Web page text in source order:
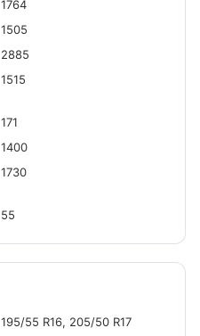
1764
1505
2885
1515
171
1400
1730
55
195/55 R16, 205/50 R17